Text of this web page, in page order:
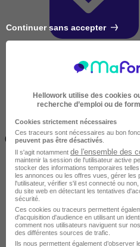
(14h à 70h)
Continuer sans accepter
Hellowork utilise des cookies
recherche d’emploi ou de
Cookies strictement nécessaires
Ces traceurs sont nécessaires au bon
peuvent pas être désactivés
Il s'agit notamment de l'ensemble des
maintenir la session de l'utilisateur active
stocker des informations temporaires
les annonces ou les offres vues, gérer les
l'utilisateur, vérifier s'il est connecté ou
du site web en détectant les tentatives
sécurité.
Ces cookies ou traceurs permettent
d'acquisition d'audience en utilisant un
comment nos utilisateurs naviguent sur
des différentes sources de trafic.
Ils nous permettent également d’observer